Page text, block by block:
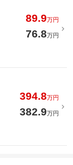
89.9万円
76.8万円
394.8万円
382.9万円